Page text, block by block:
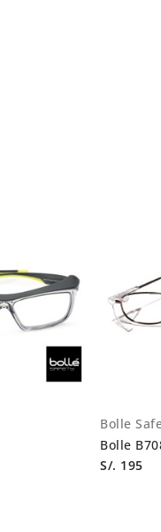
Bolle
Bolle
S/. 195